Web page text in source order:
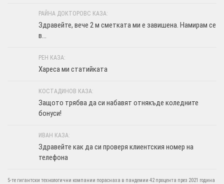
РАЙНА ДОКТОРОВС КАЗА:
Здравейте, вече 2 м сметката ми е завишена. Намирам се
в...
РЕН КАЗА:
Хареса ми статийката
КОСТАДИНОВ КАЗА:
Защото трябва да си набавят отнякъде коледните
бонуси!
ИВАН КАЗА:
Здравейте как да си проверя клиентския номер на
телефона
5-те гигантски технологични компании пораснаха в пандемии 42 процента през 2021 година